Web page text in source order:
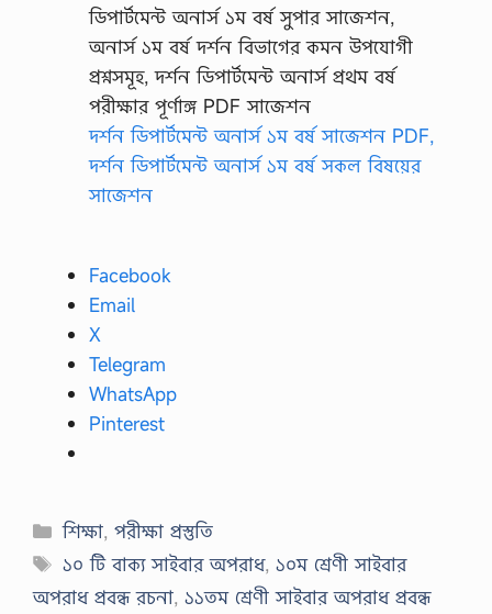
দর্শন ডিপার্টমেন্ট অনার্স ১ম বর্ষ সাজেশন PDF,
দর্শন ডিপার্টমেন্ট অনার্স ১ম বর্ষ সকল বিষয়ের
সাজেশন
Facebook
Email
X
Telegram
WhatsApp
Pinterest
Categories
শিক্ষা,পরীক্ষা প্রস্তুতি
Tags
১০ টি বাক্য সাইবার অপরাধ,১০ম শ্রেণী সাইবার
অপরাধ প্রবন্ধ রচনা, ১১তম শ্রেণী সাইবার অপরাধ প্রবন্ধ